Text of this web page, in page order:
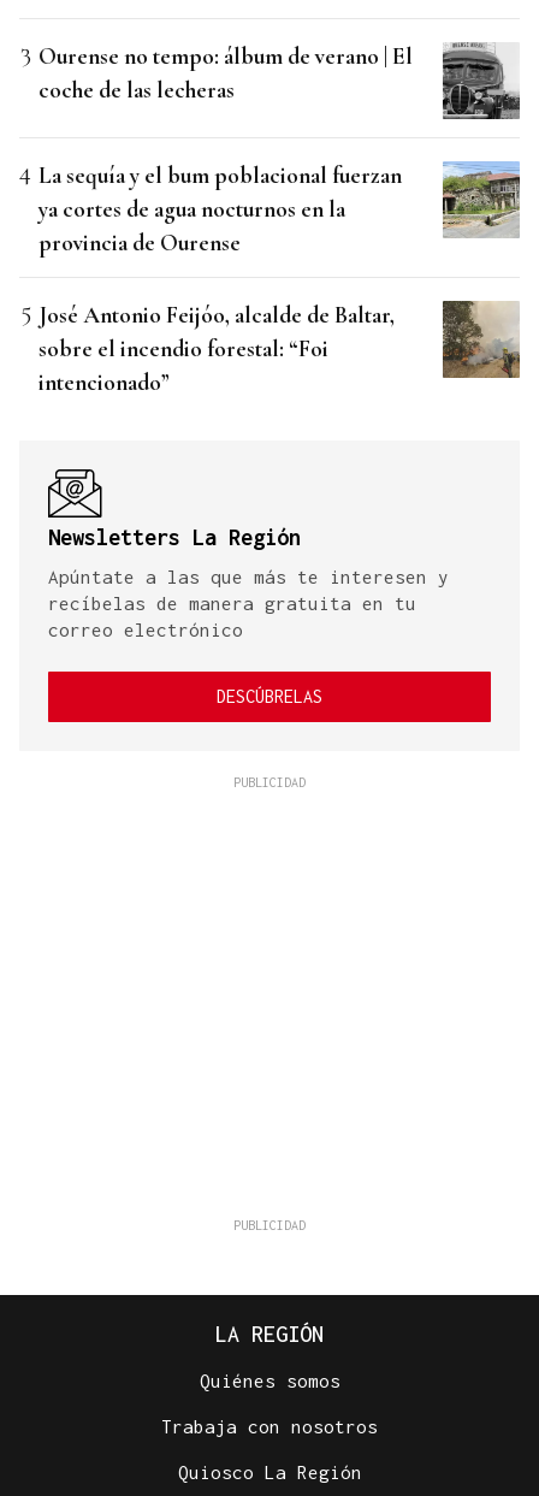
Ourense no tempo: álbum de verano | El
coche de las lecheras
La sequía y el bum poblacional fuerzan
ya cortes de agua nocturnos en la
provincia de Ourense
José Antonio Feijóo, alcalde de Baltar,
sobre el incendio forestal: “Foi
intencionado”
Newsletters La Región
Apúntate a las que más te interesen y
recíbelas de manera gratuita en tu
correo electrónico
DESCÚBRELAS
LA REGIÓN
Quiénes somos
Trabaja con nosotros
Quiosco La Región